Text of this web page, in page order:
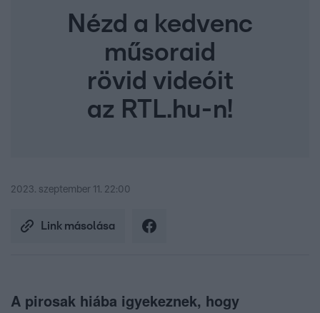
Nézd a kedvenc
műsoraid
rövid videóit
az RTL.hu-n!
2023. szeptember 11. 22:00
Link másolása
A pirosak hiába igyekeznek, hogy